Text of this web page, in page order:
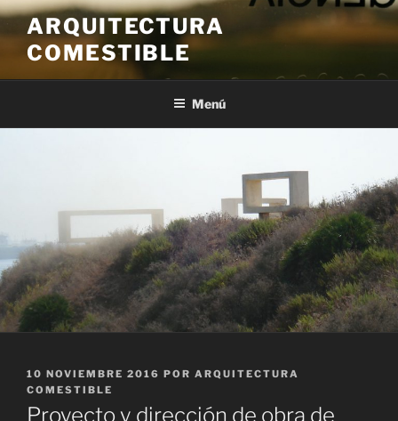
Saltar
contenido
ARQUITECTURA
COMESTIBLE
Menú
PUBLICADO
EL
10 NOVIEMBRE 2016 POR ARQUITECTURA
COMESTIBLE
Proyecto y dirección de obra de